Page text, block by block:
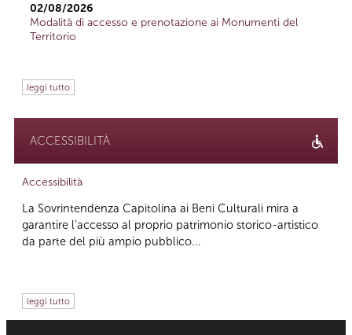
02/08/2026
Modalità di accesso e prenotazione ai Monumenti del
Territorio
leggi tutto
ACCESSIBILITÀ
Accessibilità
La Sovrintendenza Capitolina ai Beni Culturali mira a
garantire l’accesso al proprio patrimonio storico-artistico
da parte del più ampio pubblico...
leggi tutto